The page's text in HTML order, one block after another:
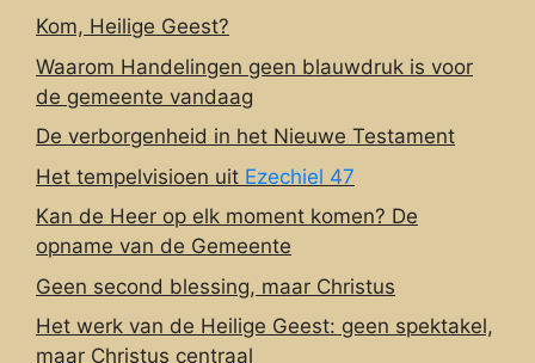
Kom, Heilige Geest?
Waarom Handelingen geen blauwdruk is voor
de gemeente vandaag
De verborgenheid in het Nieuwe Testament
Het tempelvisioen uit Ezechiel 47
Kan de Heer op elk moment komen? De
opname van de Gemeente
Geen second blessing, maar Christus
Het werk van de Heilige Geest: geen spektakel,
maar Christus centraal